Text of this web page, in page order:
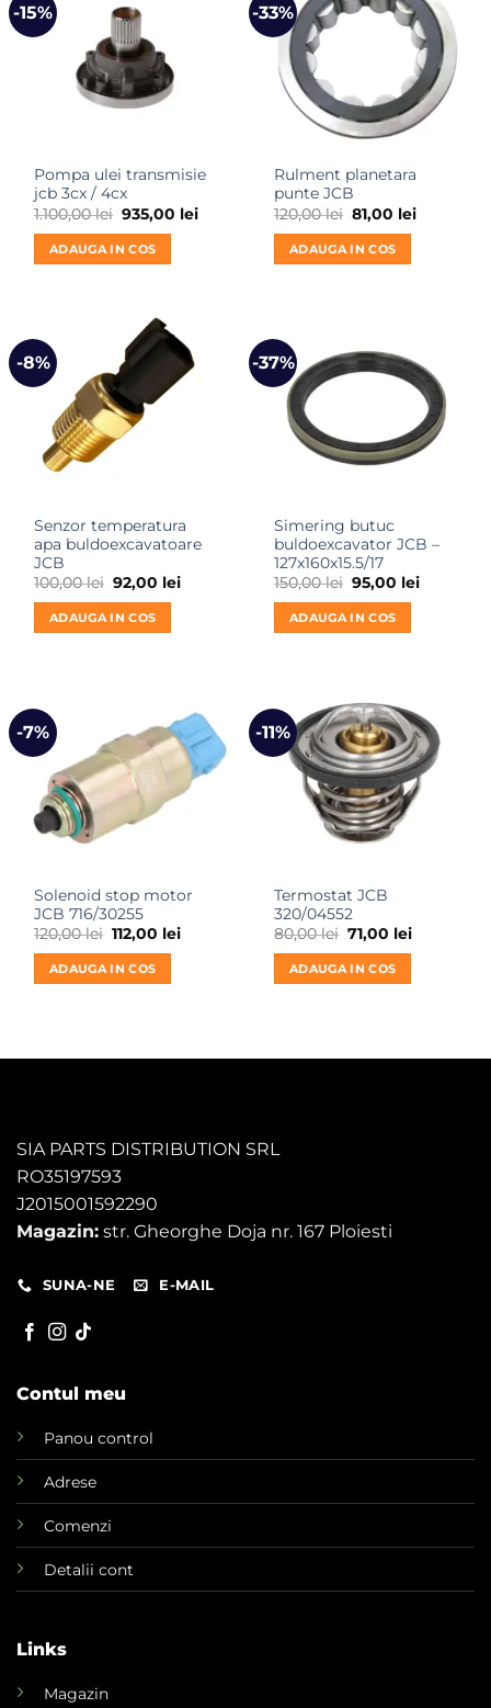
-15%
Pompa ulei transmisie
jcb 3cx / 4cx
1.100,00lei Prețul
inițial
a
fost:
1.100,00 lei.
935,00 leiPrețul
ADAUGA IN COS
-33%
Rulment planetara
punte JCB
120,00lei Prețul
inițial
a
fost:
120,00 lei.
81,00 leiPrețul
ADAUGA IN COS
-8%
Senzor temperatura
apa buldoexcavatoare
JCB
100,00lei Prețul
inițial
a
fost:
100,00 lei.
92,00 leiPrețul
ADAUGA IN COS
-37%
Simering butuc
buldoexcavator JCB –
127x160x15.5/17
150,00lei Prețul
inițial
a
fost:
150,00 lei.
95,00 leiPrețul
ADAUGA IN COS
-7%
Solenoid stop motor
JCB 716/30255
120,00lei Prețul
inițial
a
fost:
120,00 lei.
112,00 leiPrețul
ADAUGA IN COS
-11%
Termostat JCB
320/04552
80,00lei Prețul
inițial
a
fost:
80,00 lei.
71,00 leiPrețul
ADAUGA IN COS
SIA PARTS DISTRIBUTION SRL
RO35197593
J2015001592290
Magazin: str. Gheorghe Doja nr. 167 Ploiesti
SUNA-NE E-MAIL
Contul meu
Panou control
Adrese
Comenzi
Detalii cont
Links
Magazin